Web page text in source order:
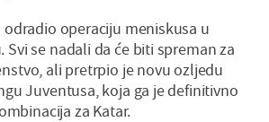
odradio operaciju meniskusa u
se nadali da će biti spreman za
ali pretrpio je novu ozljedu
Juventusa, koja ga je definitivno
za Katar.